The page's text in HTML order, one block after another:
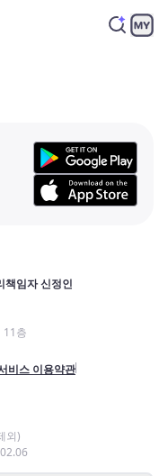
책임자 신정인
11층
비스 이용약관
외)